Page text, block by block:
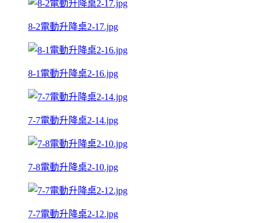
8-2電動升降桌2-17.jpg
8-1電動升降桌2-16.jpg
7-7電動升降桌2-14.jpg
7-8電動升降桌2-10.jpg
7-7電動升降桌2-12.jpg